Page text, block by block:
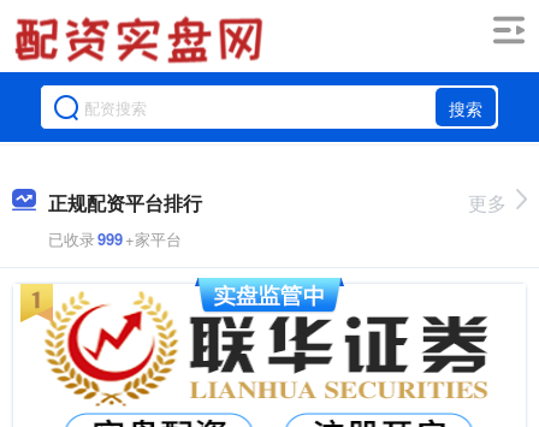
搜索
正规配资平台排行
已收录999+家平台
更多